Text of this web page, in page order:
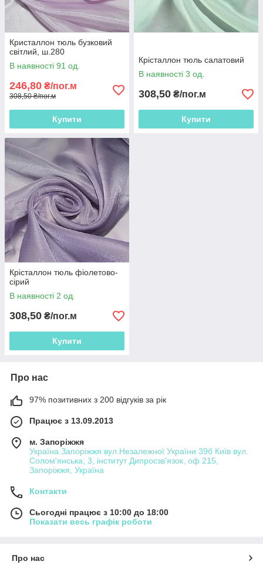
Кристаллон тюль бузковий
світлий, ш.280
В наявності 91 од.
246,80 ₴/пог.м
308,50 ₴/пог.м
Купити
Крісталлон тюль салатовий
В наявності 3 од.
308,50 ₴/пог.м
Купити
Крісталлон тюль фіолетово-
сірий
В наявності 2 од.
308,50 ₴/пог.м
Купити
Про нас
97% позитивних з 200 відгуків за рік
Працює з 13.09.2013
м. Запоріжжя
Україна Запоріжжя вул.Незалежної України 39б Київ вул.
Солом'янська, 3, інститут Дипросзв'язок, оф 215,
Запоріжжя, Україна
Контакти
Сьогодні працює з 10:00 до 18:00
Показати весь графік роботи
Про нас